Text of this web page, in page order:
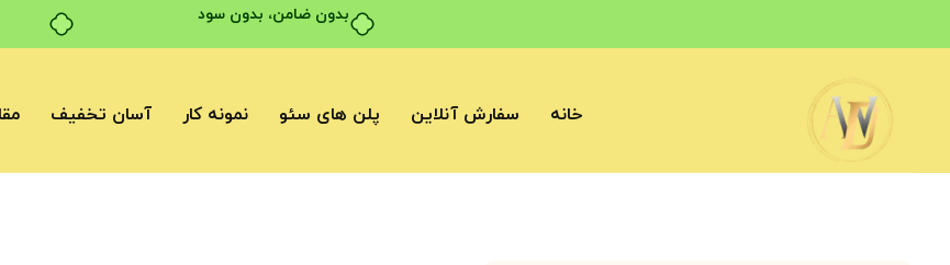
بدون ضامن، بدون سود
خانه سفارش آنلاین پلن های سئو نمونه کار آسان تخفیف